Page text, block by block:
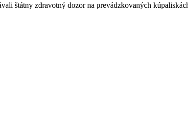
štátny zdravotný dozor na prevádzkovaných